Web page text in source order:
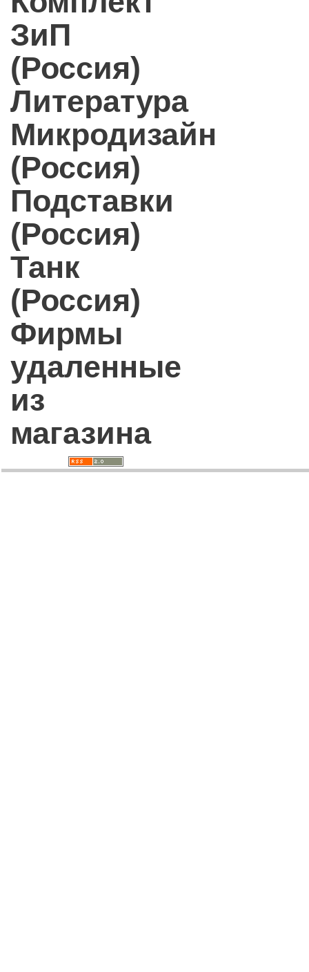
ЗиП
(Россия)
Литература
Микродизайн
(Россия)
Подставки
(Россия)
Танк
(Россия)
Фирмы
удаленные
из
магазина